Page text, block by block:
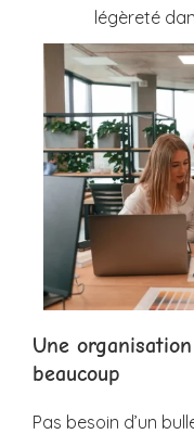
légèreté
Une
beaucoup
Pas besoin d’un